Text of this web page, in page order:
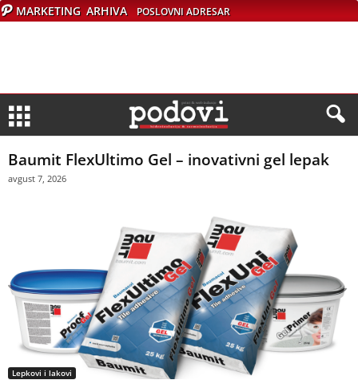
MARKETING ARHIVA POSLOVNI ADRESAR
Baumit FlexUltimo Gel – inovativni gel lepak
avgust 7, 2026
Lepkovi i lakovi